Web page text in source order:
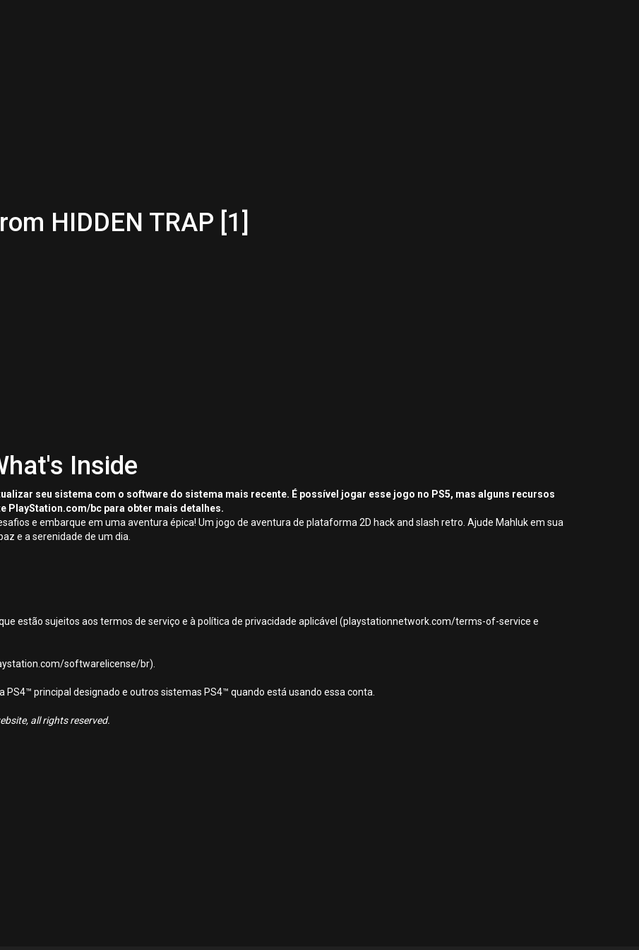
HIDDEN TRAP [1]
Inside
seu sistema com o software do sistema mais recente. É possível jogar esse jogo no PS5, mas alguns recursos
PlayStation.com/bc para obter mais detalhes.
e embarque em uma aventura épica! Um jogo de aventura de plataforma 2D hack and slash retro. Ajude Mahluk em sua
e a serenidade de um dia.
estão sujeitos aos termos de serviço e à política de privacidade aplicável (playstationnetwork.com/terms-of-service e
softwarelicense/br).
principal designado e outros sistemas PS4™ quando está usando essa conta.
all rights reserved.